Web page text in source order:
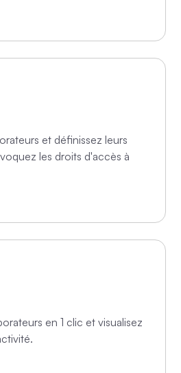
et définissez leurs
les droits d'accès à
en 1 clic et visualisez